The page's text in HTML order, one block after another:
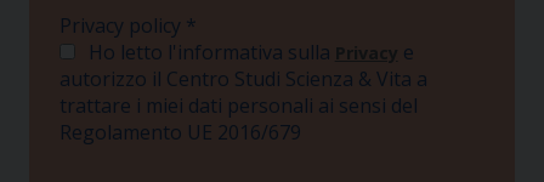
Privacy policy *
Ho letto l'informativa sulla Privacy e
autorizzo il Centro Studi Scienza & Vita a
trattare i miei dati personali ai sensi del
Regolamento UE 2016/679